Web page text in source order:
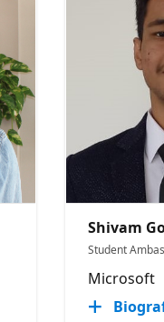
Shivam
Student
Microsoft